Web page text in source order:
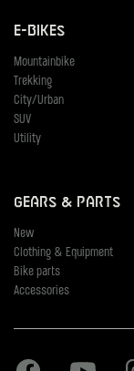
E-Bikes
Mountainbike
Trekking
City/Urban
SUV
Utility
Gears & Parts
New
Clothing & Equipment
Bike parts
Accessories
Facebook Youtube